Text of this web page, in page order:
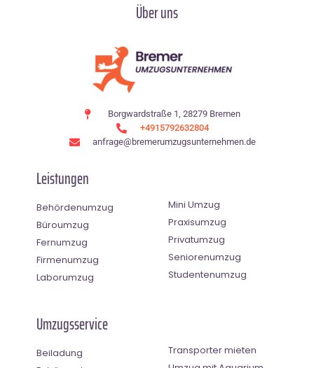
Über uns
Borgwardstraße 1, 28279 Bremen
+4915792632804
anfrage@bremerumzugsunternehmen.de
Leistungen
Behördenumzug
Büroumzug
Fernumzug
Firmenumzug
Laborumzug
Mini Umzug
Praxisumzug
Privatumzug
Seniorenumzug
Studentenumzug
Umzugsservice
Beiladung
Transporter mieten